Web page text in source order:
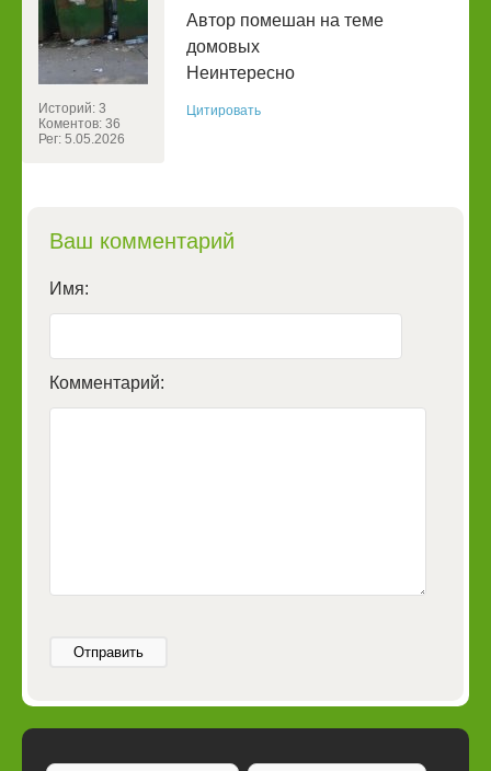
Историй: 3
Коментов: 36
Рег: 5.05.2026
Автор помешан на теме
домовых
Неинтересно
Цитировать
Ваш комментарий
Имя:
Комментарий:
Отправить